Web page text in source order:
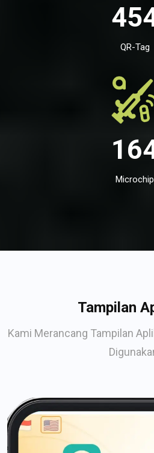
QR-Tag
Microchip
Tampilan
Kami Merancang Tampilan